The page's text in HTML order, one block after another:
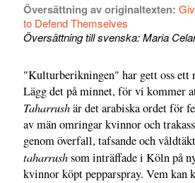
Översättning av originaltexten:
to Defend Themselves
Översättning till svenska: Maria
"Kulturberikningen" har gett oss ett
Lägg det på minnet, för vi kommer
Taharrushär det arabiska ordet för
av män omringar kvinnor och
genom överfall, tafsande och
taharrushsom inträffade i Köln på
kvinnor köpt pepparspray. Vem kan